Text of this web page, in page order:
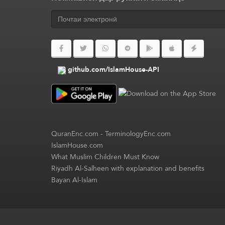
github.com/IslamHouse-API
QuranEnc.com-TerminologyEnc.com
IslamHouse.com
What Muslim Children Must Know
Riyadh Al-Salheen with explanation and benefits
Bayan Al-Islam